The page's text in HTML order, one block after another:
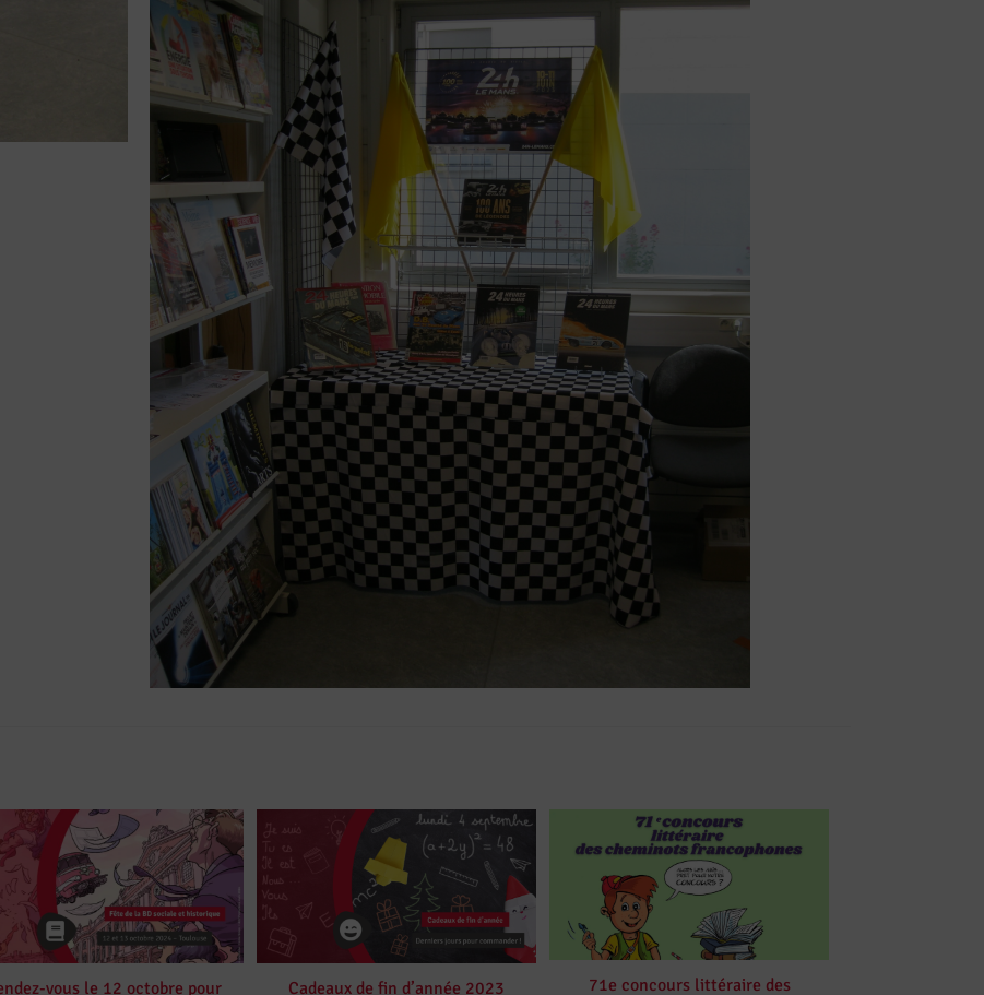
vous le 12 octobre pour Cadeaux de fin d’année 2023 71e concours littéraire des